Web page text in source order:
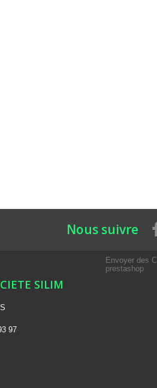
Nous suivre
SILIM
97
Envoyer des
prestashop